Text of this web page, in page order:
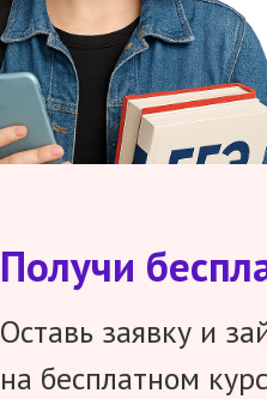
Получи
Оставь заявку и
на бесплатном